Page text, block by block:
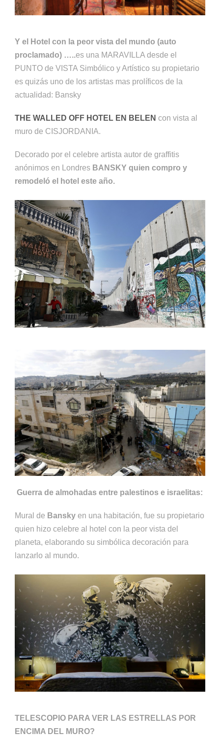
Y el Hotel con la peor vista del mundo (auto
proclamado) …..es una MARAVILLA desde el
PUNTO de VISTA Simbólico y Artístico su propietario
es quizás uno de los artistas mas prolíficos de la
actualidad: Bansky
THE WALLED OFF HOTEL EN BELEN con vista al
muro de CISJORDANIA.
Decorado por el celebre artista autor de graffitis
anónimos en Londres BANSKY quien compro y
remodeló el hotel este año.
Guerra de almohadas entre palestinos e israelitas:
Mural de Bansky en una habitación, fue su propietario
quien hizo celebre al hotel con la peor vista del
planeta, elaborando su simbólica decoración para
lanzarlo al mundo.
TELESCOPIO PARA VER LAS ESTRELLAS POR
ENCIMA DEL MURO?